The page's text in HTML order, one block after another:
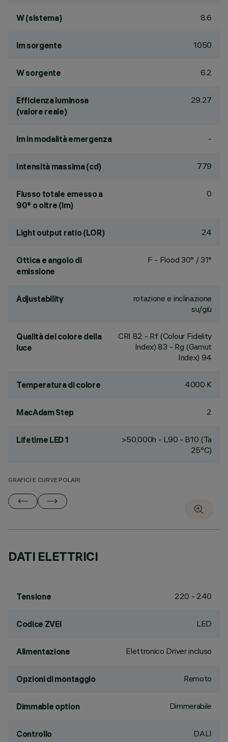
W (sistema) 8.6
lm sorgente 1050
W sorgente 6.2
Efficienza luminosa
(valore reale)
29.27
lm in modalità emergenza -
Intensità massima (cd) 779
Flusso totale emesso a
90° o oltre (lm)
0
Light output ratio (LOR) 24
Ottica e angolo di
emissione
F - Flood 30° / 31°
Adjustability
rotazione e inclinazione
su/giù
Qualità del colore della
luce
CRI 82 - Rf (Colour Fidelity
Index) 83 - Rg (Gamut
Index) 94
Temperatura di colore 4000 K
MacAdam Step 2
Lifetime LED 1
>50,000h - L90 - B10 (Ta
25°C)
GRAFICI E CURVE POLARI
DATI ELETTRICI
Tensione 220 - 240
Codice ZVEI LED
Alimentazione Elettronico Driver incluso
Opzioni di montaggio Remoto
Dimmable option Dimmerabile
Controllo DALI